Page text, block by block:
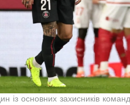
із основних захисників